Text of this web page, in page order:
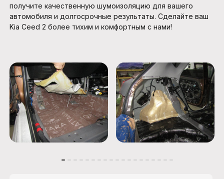
получите качественную шумоизоляцию для вашего
автомобиля и долгосрочные результаты. Сделайте ваш
Kia Ceed 2 более тихим и комфортным с нами!